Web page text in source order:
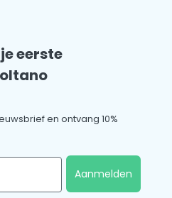
eerste
en ontvang 10%
Aanmelden